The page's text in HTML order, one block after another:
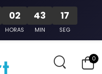
02
HORAS
43
MIN
17
SEG
0